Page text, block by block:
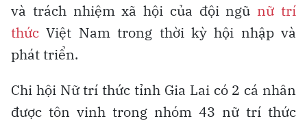
và trách nhiệm xã hội của đội ngũ nữ trí
thức Việt Nam trong thời kỳ hội nhập và
phát triển.
Chi hội Nữ trí thức tỉnh Gia Lai có 2 cá nhân
được tôn vinh trong nhóm 43 nữ trí thức